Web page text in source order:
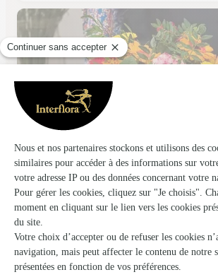
Le Temps D’une Fleur
Calais
★
30, boulevard de l'Egalité
Voir la boutique